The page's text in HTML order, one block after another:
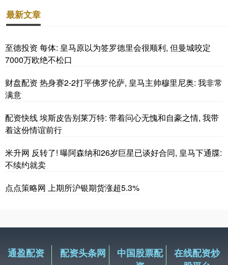
最新文章
至德投资 每体: 皇马原以为签罗德里会很顺利, 但曼城咬定
7000万欧绝不松口
财盘配资 热身赛2-2打平佛罗伦萨, 皇马主帅穆里尼奥: 我非常
满意
配资快线 埃斯皮告别莱万特: 带着问心无愧和自豪之情, 我带
着这份情谊前行
米升网 反转了! 曝阿森纳和26岁巨星已谈好合同, 皇马下通牒:
不续约就卖
点点策略网 上期所沪银期货涨超5.3%
通盈配资 配资头条网
中国股票配
在线配资炒